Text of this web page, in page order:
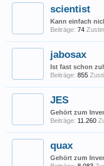
scientist
Kann einfach
Beiträge: 74
jabosax
Ist fast schon
Beiträge: 855
JES
Gehört zum
Beiträge: 11.260
quax
Gehört zum